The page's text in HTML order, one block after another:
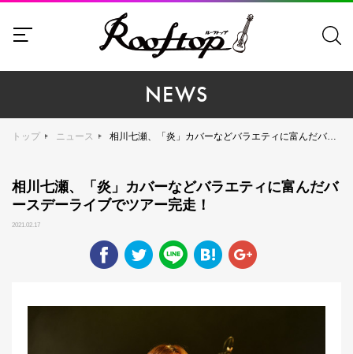
NEWS
トップ ニュース 相川七瀬、「炎」カバーなどバラエティに富んだバースデーライブでツアー完走！
相川七瀬、「炎」カバーなどバラエティに富んだバ
ースデーライブでツアー完走！
2021.02.17